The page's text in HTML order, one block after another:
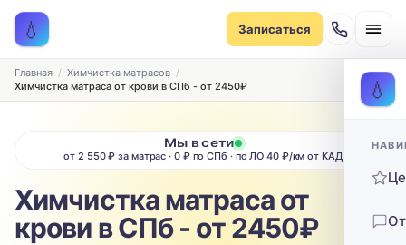
💧 Записаться
Записаться на химчистку
Рассчитаем стоимость и подберём удобное время
ТИП МЕБЕЛИ
ТИП ОБИВКИ
Выберите ткань…
ЗАГРЯЗНЕНИЕ
💧
Главная
Химчистка матрасов
Химчистка матраса от крови в СПб - от 2450₽
Мы в сети
от 2 550 ₽ за матрас · 0 ₽ по СПб · по ЛО 40 ₽/км от КАД
Химчистка матраса от
крови в СПб - от 2450₽